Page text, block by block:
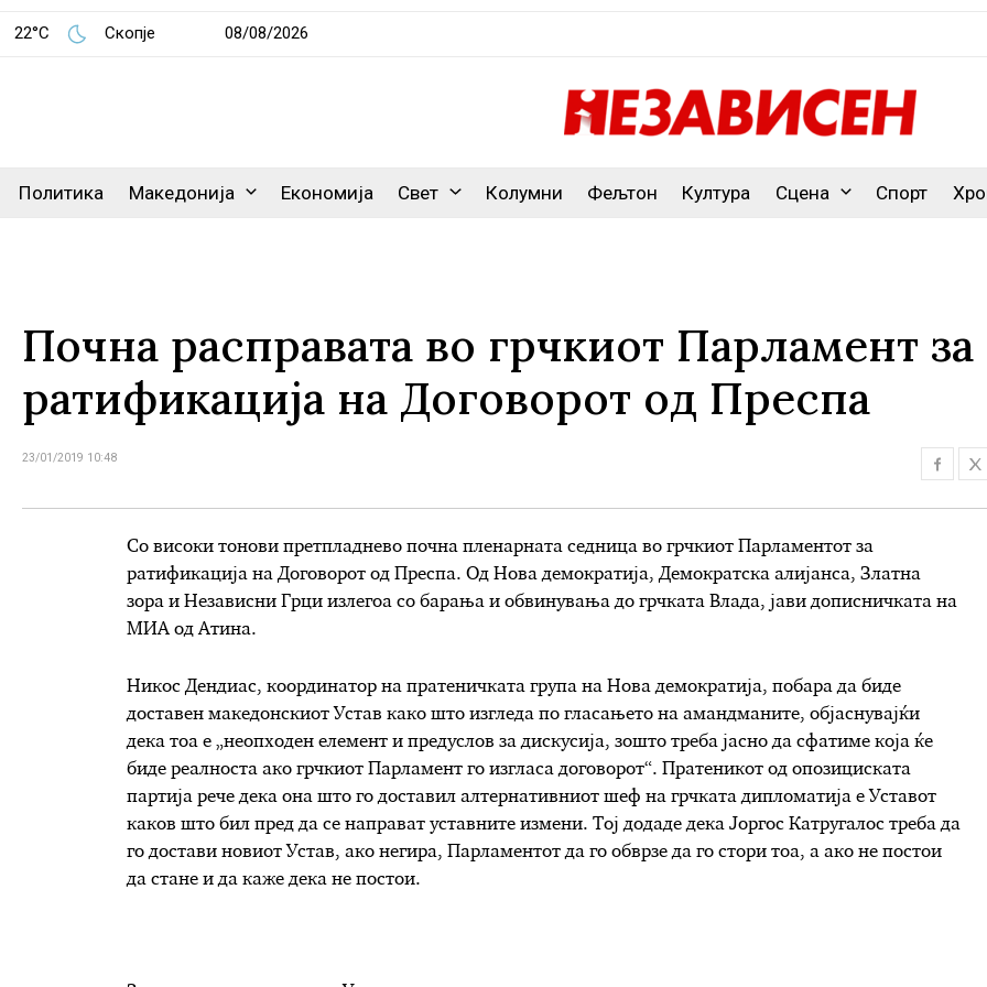
22°C Скопје 08/08/2026
Политика Македонија Економија Свет Колумни Фељтон Култура Сцена Спорт
Почна расправата во грчкиот Парламент за
ратификација на Договорот од Преспа
23/01/2019 10:48
Со високи тонови претпладнево почна пленарната седница во грчкиот Парламентот за
ратификација на Договорот од Преспа. Од Нова демократија, Демократска алијанса, Златна
зора и Независни Грци излегоа со барања и обвинувања до грчката Влада, јави дописничката на
МИА од Атина.
Никос Дендиас, координатор на пратеничката група на Нова демократија, побара да биде
доставен македонскиот Устав како што изгледа по гласањето на амандманите, објаснувајќи
дека тоа е „неопходен елемент и предуслов за дискусија, зошто треба јасно да сфатиме која ќе
биде реалноста ако грчкиот Парламент го изгласа договорот“. Пратеникот од опозициската
партија рече дека она што го доставил алтернативниот шеф на грчката дипломатија е Уставот
каков што бил пред да се направат уставните измени. Тој додаде дека Јоргос Катругалос треба да
го достави новиот Устав, ако негира, Парламентот да го обврзе да го стори тоа, а ако не постои
да стане и да каже дека не постои.